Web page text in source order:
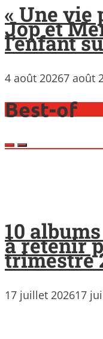
« Une vie
Jop et
l’enfant
4 août 20267 août
Best-of
10
à retenir
trimestre
17 juillet 202617